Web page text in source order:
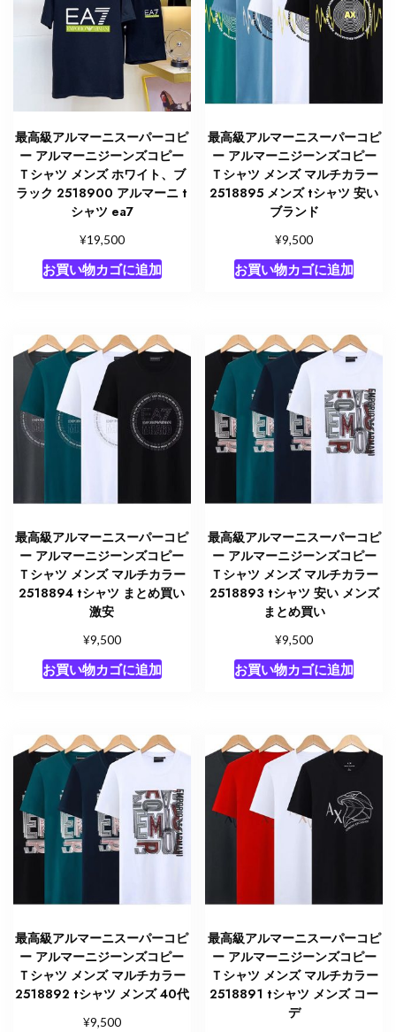
最高級アルマーニスーパーコピ
ー アルマーニジーンズコピー
Ｔシャツ メンズ ホワイト、ブ
ラック 2518900 アルマーニ t
シャツ ea7
¥19,500
お買い物カゴに追加
最高級アルマーニスーパーコピ
ー アルマーニジーンズコピー
Ｔシャツ メンズ マルチカラー
2518895 メンズ tシャツ 安い
ブランド
¥9,500
お買い物カゴに追加
最高級アルマーニスーパーコピ
ー アルマーニジーンズコピー
Ｔシャツ メンズ マルチカラー
2518894 tシャツ まとめ買い
激安
¥9,500
お買い物カゴに追加
最高級アルマーニスーパーコピ
ー アルマーニジーンズコピー
Ｔシャツ メンズ マルチカラー
2518893 tシャツ 安い メンズ
まとめ買い
¥9,500
お買い物カゴに追加
最高級アルマーニスーパーコピ
ー アルマーニジーンズコピー
Ｔシャツ メンズ マルチカラー
2518892 tシャツ メンズ 40代
¥9,500
最高級アルマーニスーパーコピ
ー アルマーニジーンズコピー
Ｔシャツ メンズ マルチカラー
2518891 tシャツ メンズ コー
デ